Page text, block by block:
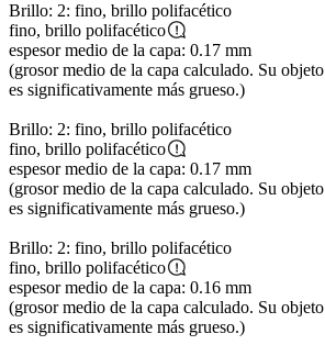
Brillo: 2: fino, brillo polifacético
fino, brillo polifacético
espesor medio de la capa: 0.17 mm
(grosor medio de la capa calculado. Su objeto
es significativamente más grueso.)
Brillo: 2: fino, brillo polifacético
fino, brillo polifacético
espesor medio de la capa: 0.17 mm
(grosor medio de la capa calculado. Su objeto
es significativamente más grueso.)
Brillo: 2: fino, brillo polifacético
fino, brillo polifacético
espesor medio de la capa: 0.16 mm
(grosor medio de la capa calculado. Su objeto
es significativamente más grueso.)